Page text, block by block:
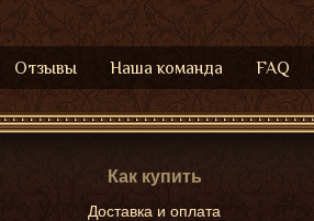
Отзывы Наша команда FAQ
Как купить
Доставка и оплата